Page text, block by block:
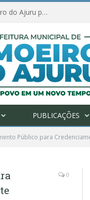
Amanhã começa nova etapa de vacinação em Limoeiro do Ajuru para idosos com 65 ou mais
PUBLICAÇÕES
Público para
0